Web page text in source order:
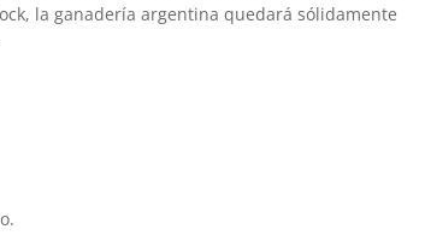
la ganadería argentina quedará sólidamente